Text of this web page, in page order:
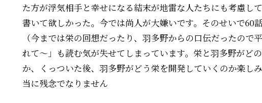
た方が浮気相手と幸せになる結末が地雷な人たちにも考慮し
書いて欲しかった。今では尚人が大嫌いです。そのせいで60
（今までは栄の回想だったり、羽多野からの口伝だったので
れて〜」も読む気が失せてしまっています。栄と羽多野がど
か、くっついた後、羽多野がどう栄を開発していくのか楽し
当に残念でなりません